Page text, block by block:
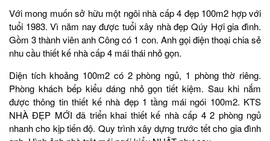
Với mong muốn sở hữu một ngôi nhà cấp 4 đẹp 100m2 hợp với
tuổi 1983. Vì năm nay được tuổi xây nhà đẹp Qúy Hợi gia đình.
Gồm 3 thành viên anh Công có 1 con. Anh gọi điện thoại chia sẻ
nhu cầu thiết kế nhà cấp 4 mái thái nhỏ gọn.
Diện tích khoảng 100m2 có 2 phòng ngủ, 1 phòng thờ riêng.
Phòng khách bếp kiểu dáng nhỏ gọn tiết kiệm. Sau khi nắm
được thông tin thiết kế nhà đẹp 1 tầng mái ngói 100m2. KTS
NHÀ ĐẸP MỚI đã triển khai thiết kế nhà cấp 4 2 phòng ngủ
nhanh cho kịp tiến độ. Quy trình xây dựng trước tết cho gia đình